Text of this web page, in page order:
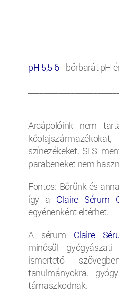
pH 5,5-6- bőrbarát pH
Arcápolóink nem
színezékeket, SLS
parabeneket nem
Fontos: Bőrünk és
így a Claire Sérum
egyénenként eltérhet.
A sérum Claire
minősül gyógyászati
ismertető
tanulmányokra,
támaszkodnak.